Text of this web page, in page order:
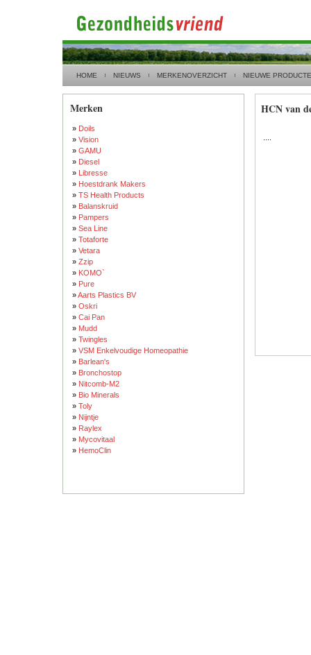
HOME NIEUWS MERKENOVERZICHT NIEUWE
Merken
» Doils
» Vision
» GAMU
» Diesel
» Libresse
» Hoestdrank Makers
» TS Health Products
» Balanskruid
» Pampers
» Sea Line
» Totaforte
» Vetara
» Zzip
» KOMO`
» Pure
»Aarts Plastics BV
» Oskri
» Cai Pan
» Mudd
» Twingles
» VSM Enkelvoudige Homeopathie
» Barlean's
» Bronchostop
» Nitcomb-M2
» Bio Minerals
» Toly
» Nijntje
» Raylex
» Mycovitaal
» HemoClin
HCN van